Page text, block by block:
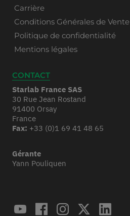
Carrière
Conditions Générales de Vente
Politique de confidentialité
Mentions légales
CONTACT
Starlab France SAS
30 Rue Jean Rostand
91400 Orsay
France
Fax: +33 (0)1 69 41 48 65
Gérante
Yann Pouliquen